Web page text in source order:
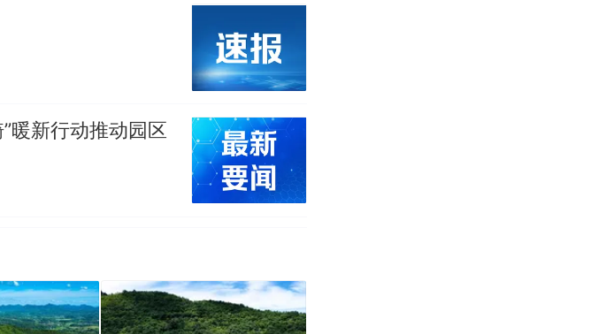
回大海 目击者直呼震惊 （视频来源：
因老师一句“跟我回家”改写了人生
暖新行动推动园区